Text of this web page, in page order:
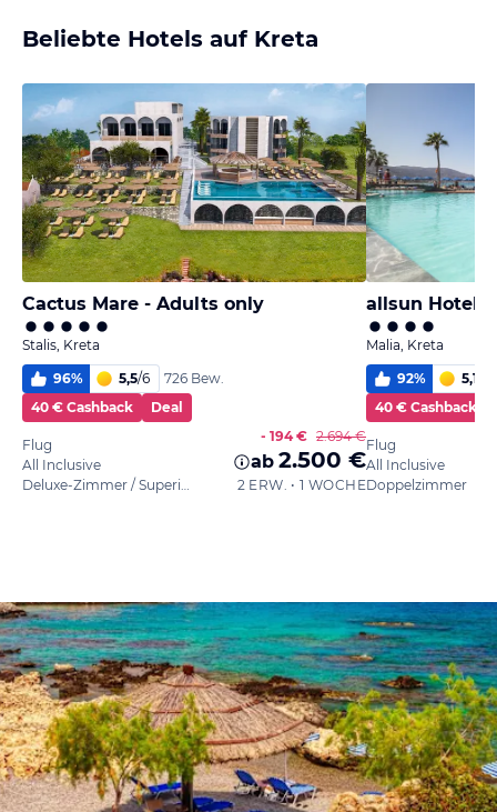
Beliebte Hotels auf Kreta
Cactus Mare - Adults only
Stalis, Kreta
96% 5,5/6
726 Bew.
40 € Cashback
Deal
Flug
All Inclusive
- 194 € 2.694 €
ab 2.500 €
2 ERW. • 1 WOCHE
allsun Hotel
Malia, Kreta
92% 5,1
40 € Cashback
Flug
All Inclusive
Doppelzimmer